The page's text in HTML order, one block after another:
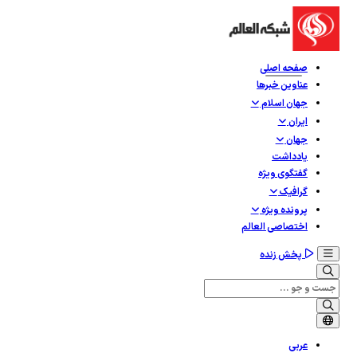
صفحه اصلی
عناوین خبرها
جهان اسلام
ایران
جهان
یادداشت
گفتگوی ویژه
گرافيک
پرونده ویژه
اختصاصی العالم
پخش زنده
عربی